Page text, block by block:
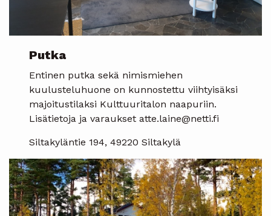
Putka
Entinen putka sekä nimismiehen
kuulusteluhuone on kunnostettu viihtyisäksi
majoitustilaksi Kulttuuritalon naapuriin.
Lisätietoja ja varaukset atte.laine@netti.fi
Siltakyläntie 194, 49220 Siltakylä